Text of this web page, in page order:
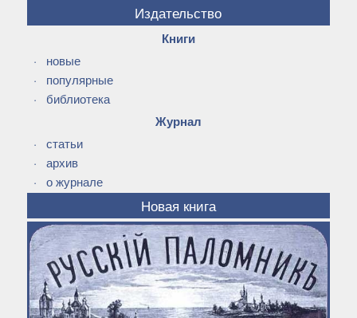
Издательство
Книги
· новые
· популярные
· библиотека
Журнал
· статьи
· архив
· о журнале
Новая книга